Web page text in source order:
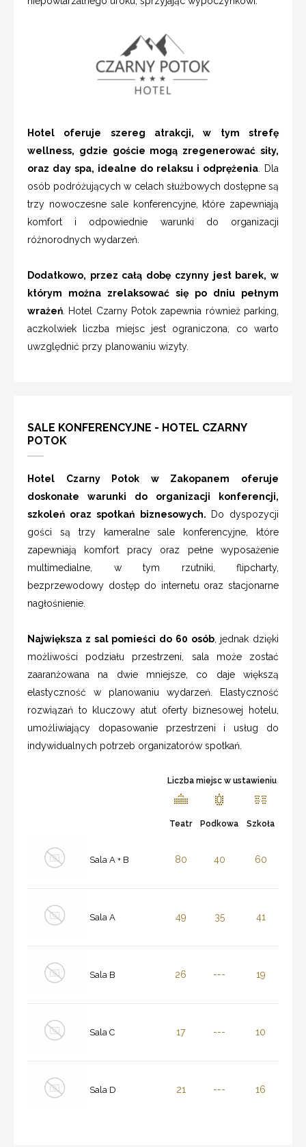
Hotel oferuje szereg atrakcji, w tym strefę
wellness, gdzie goście mogą zregenerować siły,
oraz day spa, idealne do relaksu i odprężenia . Dla
osób podróżujących w celach służbowych dostępne są
trzy nowoczesne sale konferencyjne, które zapewniają
komfort i odpowiednie warunki do organizacji
różnorodnych wydarzeń.
Dodatkowo, przez całą dobę czynny jest barek, w
którym można zrelaksować się po dniu pełnym
wrażeń . Hotel Czarny Potok zapewnia również parking,
aczkolwiek liczba miejsc jest ograniczona, co warto
uwzględnić przy planowaniu wizyty.
SALE KONFERENCYJNE - HOTEL CZARNY
POTOK
Hotel Czarny Potok w Zakopanem oferuje
doskonałe warunki do organizacji konferencji,
szkoleń oraz spotkań biznesowych.
Do dyspozycji
gości są trzy kameralne sale konferencyjne, które
zapewniają komfort pracy oraz pełne wyposażenie
multimedialne, w tym rzutniki, flipcharty,
bezprzewodowy dostęp do internetu oraz stacjonarne
nagłośnienie.
Największa z sal pomieści do 60 osób, jednak dzięki
możliwości podziału przestrzeni, sala może zostać
zaaranżowana na dwie mniejsze, co daje większą
elastyczność w planowaniu wydarzeń. Elastyczność
rozwiązań to kluczowy atut oferty biznesowej hotelu,
umożliwiający dopasowanie przestrzeni i usług do
indywidualnych potrzeb organizatorów spotkań.
Liczba miejsc w ustawieniu
Teatr Podkowa Szkoła
Sala A + B 80 40 60
Sala A 49 35 41
Sala B 26 --- 19
Sala C 17 --- 10
Sala D 21 --- 16